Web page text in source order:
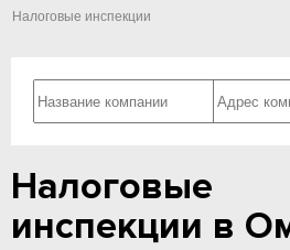
Налоговые инспекции
Налоговые
инспекции в